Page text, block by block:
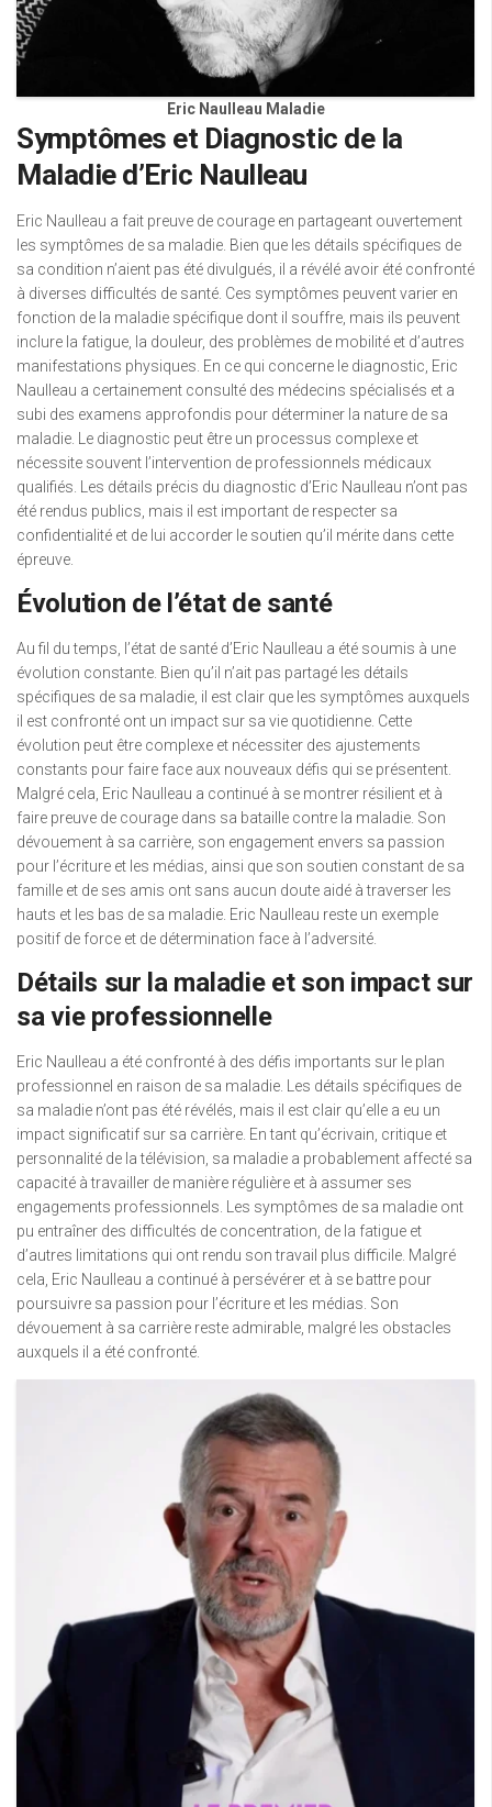
Eric Naulleau Maladie
Symptômes et Diagnostic de la
Maladie d’Eric Naulleau
Eric Naulleau a fait preuve de courage en partageant ouvertement
les symptômes de sa maladie. Bien que les détails spécifiques de
sa condition n’aient pas été divulgués, il a révélé avoir été confronté
à diverses difficultés de santé. Ces symptômes peuvent varier en
fonction de la maladie spécifique dont il souffre, mais ils peuvent
inclure la fatigue, la douleur, des problèmes de mobilité et d’autres
manifestations physiques. En ce qui concerne le diagnostic, Eric
Naulleau a certainement consulté des médecins spécialisés et a
subi des examens approfondis pour déterminer la nature de sa
maladie. Le diagnostic peut être un processus complexe et
nécessite souvent l’intervention de professionnels médicaux
qualifiés. Les détails précis du diagnostic d’Eric Naulleau n’ont pas
été rendus publics, mais il est important de respecter sa
confidentialité et de lui accorder le soutien qu’il mérite dans cette
épreuve.
Évolution de l’état de santé
Au fil du temps, l’état de santé d’Eric Naulleau a été soumis à une
évolution constante. Bien qu’il n’ait pas partagé les détails
spécifiques de sa maladie, il est clair que les symptômes auxquels
il est confronté ont un impact sur sa vie quotidienne. Cette
évolution peut être complexe et nécessiter des ajustements
constants pour faire face aux nouveaux défis qui se présentent.
Malgré cela, Eric Naulleau a continué à se montrer résilient et à
faire preuve de courage dans sa bataille contre la maladie. Son
dévouement à sa carrière, son engagement envers sa passion
pour l’écriture et les médias, ainsi que son soutien constant de sa
famille et de ses amis ont sans aucun doute aidé à traverser les
hauts et les bas de sa maladie. Eric Naulleau reste un exemple
positif de force et de détermination face à l’adversité.
Détails sur la maladie et son impact sur
sa vie professionnelle
Eric Naulleau a été confronté à des défis importants sur le plan
professionnel en raison de sa maladie. Les détails spécifiques de
sa maladie n’ont pas été révélés, mais il est clair qu’elle a eu un
impact significatif sur sa carrière. En tant qu’écrivain, critique et
personnalité de la télévision, sa maladie a probablement affecté sa
capacité à travailler de manière régulière et à assumer ses
engagements professionnels. Les symptômes de sa maladie ont
pu entraîner des difficultés de concentration, de la fatigue et
d’autres limitations qui ont rendu son travail plus difficile. Malgré
cela, Eric Naulleau a continué à persévérer et à se battre pour
poursuivre sa passion pour l’écriture et les médias. Son
dévouement à sa carrière reste admirable, malgré les obstacles
auxquels il a été confronté.